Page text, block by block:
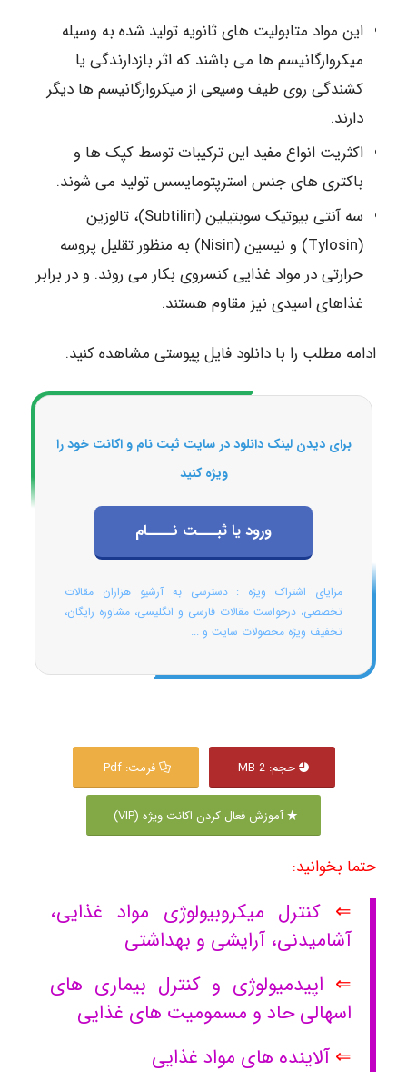
این مواد متابولیت های ثانویه تولید شده به وسیله
میکروارگانیسم ها می باشند که اثر بازدارندگی یا
کشندگی روی طیف وسیعی از میکروارگانیسم ها دیگر
دارند.
اکثریت انواع مفید این ترکیبات توسط کپک ها و
باکتری های جنس استرپتومایسس تولید می شوند.
سه آنتی بیوتیک سوبتیلین (Subtilin)، تالوزین
(Tylosin) و نیسین (Nisin) به منظور تقلیل پروسه
حرارتی در مواد غذایی کنسروی بکار می روند. و در برابر
غذاهای اسیدی نیز مقاوم هستند.
ادامه مطلب را با دانلود فایل پیوستی مشاهده کنید.
برای دیدن لینک دانلود در سایت ثبت نام و اکانت خود را
ویژه کنید
ورود یا ثبـــت نــــام
مزایای اشتراک ویژه : دسترسی به آرشیو هزاران مقالات
تخصصی، درخواست مقالات فارسی و انگلیسی، مشاوره رایگان،
تخفیف ویژه محصولات سایت و ...
حجم: 2 MB فرمت: Pdf
آموزش فعال کردن اکانت ویژه (VIP)
حتما بخوانید:
⇐ کنترل میکروبیولوژی مواد غذایی،
آشامیدنی، آرایشی و بهداشتی
⇐ اپیدمیولوژی و کنترل بیماری های
اسهالی حاد و مسمومیت های غذایی
⇐ آلاینده های مواد غذایی